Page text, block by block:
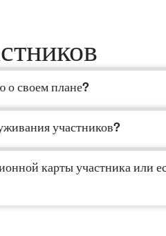
о своем плане?
участников?
карты участника или